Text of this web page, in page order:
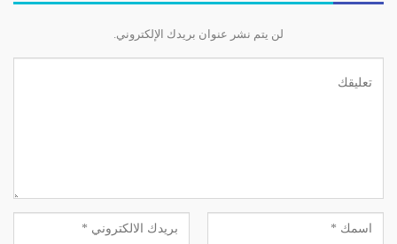
لن يتم نشر عنوان بريدك الإلكتروني.